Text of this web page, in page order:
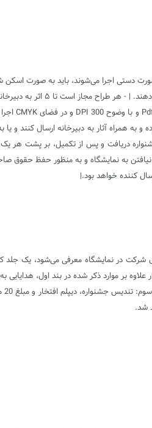
است تا ۵ اثر به دبیرخانه ارسال کند.
به نمایشگاه و به منظور حفظ حقوق
کننده خواهد بود.|